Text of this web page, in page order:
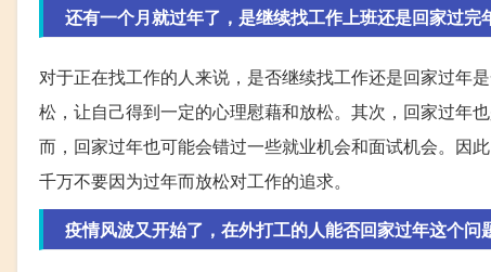
还有一个月就过年了，是继续找工作上班还是回家过完
对于正在找工作的人来说，是否继续找工作还是回家过年
松，让自己得到一定的心理慰藉和放松。其次，回家过年
而，回家过年也可能会错过一些就业机会和面试机会。因
千万不要因为过年而放松对工作的追求。
疫情风波又开始了，在外打工的人能否回家过年这个问